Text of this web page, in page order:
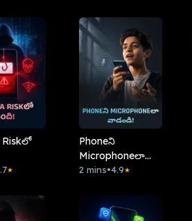
★
Phoneని
Microphoneలా
వాడండి!
2 mins•4.9★